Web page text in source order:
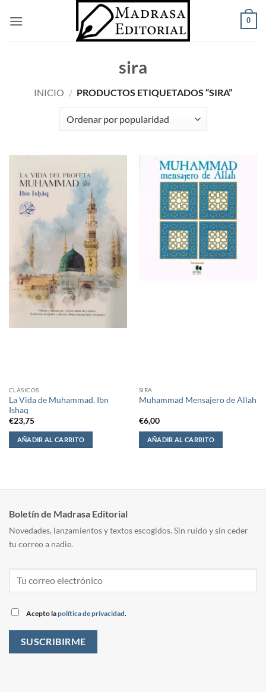
0
sira
INICIO / PRODUCTOS ETIQUETADOS “SIRA”
CLÁSICOS
La Vida de Muhammad. Ibn
Ishaq
€23,75
AÑADIR AL CARRITO
SIRA
Muhammad Mensajero de Allah
€6,00
AÑADIR AL CARRITO
Boletín de Madrasa Editorial
Novedades, lanzamientos y textos escogidos. Sin ruido y sin ceder
tu correo a nadie.
Acepto lapolítica de privacidad.